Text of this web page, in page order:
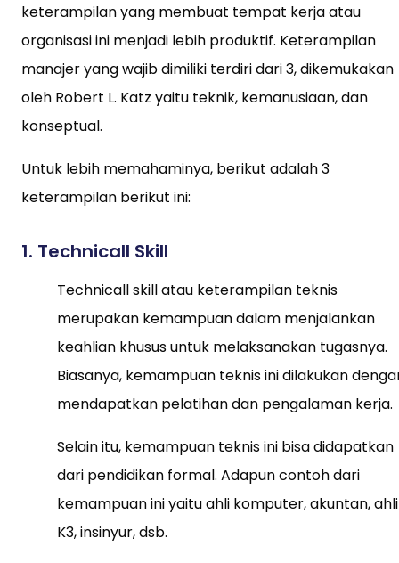
keterampilan yang membuat tempat kerja atau
organisasi ini menjadi lebih produktif. Keterampilan
manajer yang wajib dimiliki terdiri dari 3, dikemukakan
oleh Robert L. Katz yaitu teknik, kemanusiaan, dan
konseptual.
Untuk lebih memahaminya, berikut adalah 3
keterampilan berikut ini:
1. Technicall Skill
Technicall skill atau keterampilan teknis
merupakan kemampuan dalam menjalankan
keahlian khusus untuk melaksanakan tugasnya.
Biasanya, kemampuan teknis ini dilakukan
mendapatkan pelatihan dan pengalaman kerja.
Selain itu, kemampuan teknis ini bisa didapatkan
dari pendidikan formal. Adapun contoh dari
kemampuan ini yaitu ahli komputer, akuntan, ahli
K3, insinyur, dsb.